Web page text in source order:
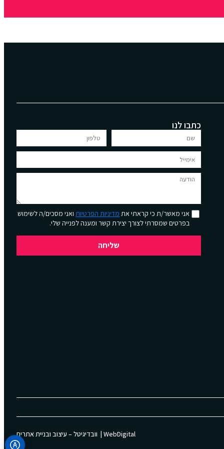
כתבו לנו
אני מאשר/ת כי קראתי את מדיניות הפרטיותואני מסכים/ה לשימוש
בפרטים שמסרתי לצורך יצירת קשר ומענה לפנייה שלי.
שליחה
WebDigital | וובדיגיטל – עיצוב ובניית אתרים